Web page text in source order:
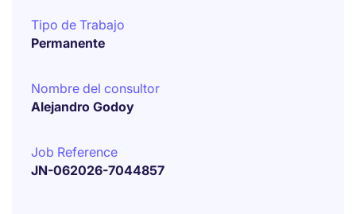
Tipo de Trabajo
Permanente
Nombre del consultor
Alejandro Godoy
Job Reference
JN-062026-7044857